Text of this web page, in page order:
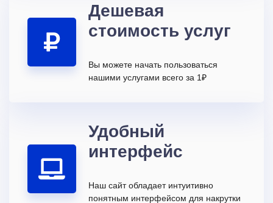
Дешевая
стоимость услуг
Вы можете начать пользоваться
нашими услугами всего за 1₽
Удобный
интерфейс
Наш сайт обладает интуитивно
понятным интерфейсом для накрутки